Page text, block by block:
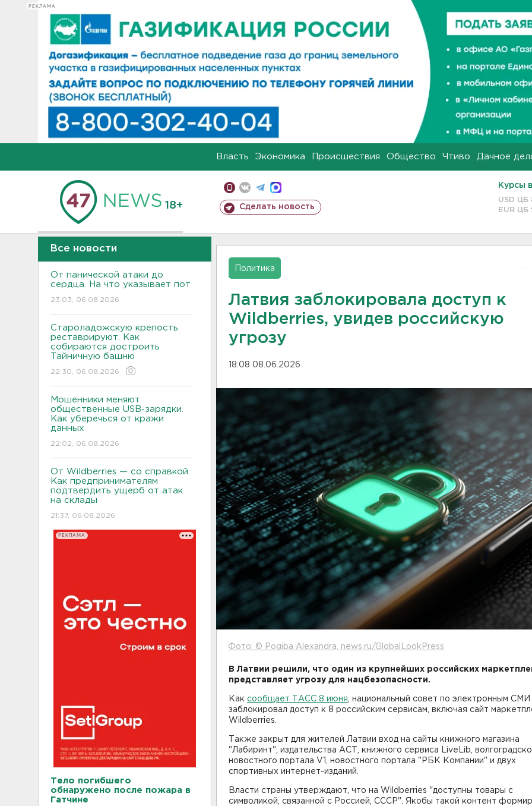
РЕКЛАМА
Власть Экономика Происшествия Общество Чтиво Дачное
18+ Сделать новость
Курсы
USD ЦБ
EUR ЦБ
Все новости
От панической атаки до
сердца. На что указывает пот
23:03, 06.08.2026
Староладожскую крепость
реставрируют. Как
собираются достроить
Тайничную башню
22:30, 06.08.2026
Мошенники меняют
общественные USB-зарядки.
Как уберечься от кражи
данных
22:02, 06.08.2026
От Wildberries — со справкой.
Как предпринимателям
подтвердить ущерб от атак
на склады
21:37, 06.08.2026
РЕКЛАМА
Тело погибшего
обнаружено после пожара в
Гатчине
Политика
Латвия заблокировала доступ к
Wildberries, увидев российскую
угрозу
18:08 08.06.2026
Фото: © Pogiba Alexandra, news.ru/GlobalLookPress
В Латвии решили, что один из крупнейших российских
представляет угрозу для нацбезопасности.
Как сообщает ТАСС 8 июня , национальный совет по электронным СМИ
заблокировал доступ к 8 российским сервисам, включая сайт
Wildberries.
Также закрыт для жителей Латвии вход на сайты книжного магазина
"Лабиринт", издательства АСТ, книжного сервиса LiveLib,
новостного портала V1, новостного портала "РБК Компании" и двух
спортивных интернет-изданий.
Власти страны утверждают, что на Wildberries "доступны товары с
символикой, связанной с Россией, СССР". Якобы такой контент